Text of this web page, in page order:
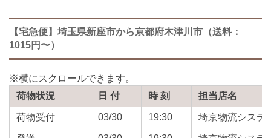
【宅急便】埼玉県新座市から京都府木津川市（送料：
1015円〜）
荷物状況 日 付 時 刻 担当店名
荷物受付 03/30 19:30 埼京物流システ